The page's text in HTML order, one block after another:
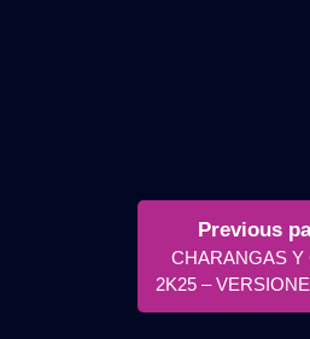
de
entradas
Previous
CHARANGAS Y
2K25 –